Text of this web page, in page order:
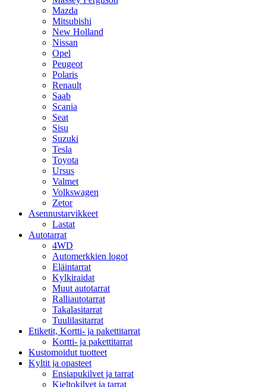
Mazda
Mitsubishi
New Holland
Nissan
Opel
Peugeot
Polaris
Renault
Saab
Scania
Seat
Sisu
Suzuki
Tesla
Toyota
Ursus
Valmet
Volkswagen
Zetor
Asennustarvikkeet
Lastat
Autotarrat
4WD
Automerkkien logot
Eläintarrat
Kylkiraidat
Muut autotarrat
Ralliautotarrat
Takalasitarrat
Tuulilasitarrat
Etiketit, Kortti- ja pakettitarrat
Kortti- ja pakettitarrat
Kustomoidut tuotteet
Kyltit ja opasteet
Ensiapukilvet ja tarrat
Kieltokilvet ja tarrat